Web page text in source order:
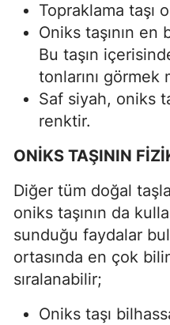
Topraklama taşı
Oniks taşının en
Bu taşın
tonlarını görmek
Saf siyah, oniks
renktir.
ONİKS TAŞININ
Diğer tüm doğal
oniks taşının da
sunduğu faydalar
ortasında en çok
sıralanabilir;
Oniks taşı